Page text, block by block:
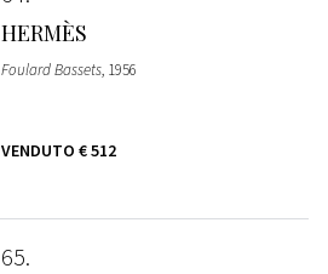
HERMÈS
Foulard Bassets, 1956
VENDUTO € 512
65